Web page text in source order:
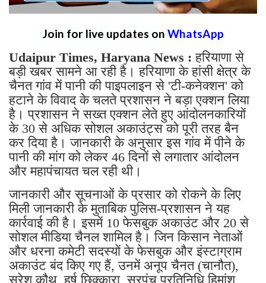
Join for live updates on WhatsApp
Udaipur Times, Haryana News : हरियाणा से
बड़ी खबर सामने आ रही है। हरियाणा के हांसी क्षेत्र के
चैनत गांव में पानी की पाइपलाइन से 'टी-कनेक्शन' को
हटाने के विवाद के चलते प्रशासन ने बड़ा एक्शन लिया
है। प्रशासन ने सख्त एक्शन लेते हुए आंदोलनकारियों
के 30 से अधिक सोशल अकाउंट्स को पूरी तरह बैन
कर दिया है। जानकारी के अनुसार इस गांव में पीने के
पानी की मांग को लेकर 46 दिनों से लगातार आंदोलन
और महापंचायत चल रही थी।
जानकारी और सूचनाओं के प्रसार को रोकने के लिए
मिली जानकारी के मुताबिक पुलिस-प्रशासन ने यह
कार्रवाई की है। इसमें 10 फेसबुक अकाउंट और 20 से
सोशल मीडिया चैनल शामिल है। जिन किसान नेताओं
और धरना कमेटी सदस्यों के फेसबुक और इंस्टाग्राम
अकाउंट बंद किए गए हैं, उनमें अनूप चैनत (चानौत),
सुरेश कौथ, हर्ष छिक्कारा, सरपंच प्रतिनिधि हिमांशु,